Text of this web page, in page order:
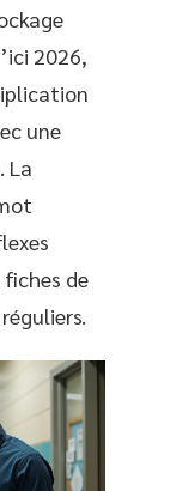
2026,
une
La
de